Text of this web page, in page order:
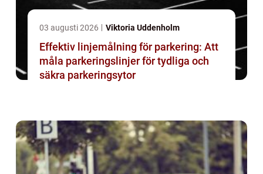
03 augusti 2026 Viktoria Uddenholm
Effektiv linjemålning för parkering: Att
måla parkeringslinjer för tydliga och
säkra parkeringsytor